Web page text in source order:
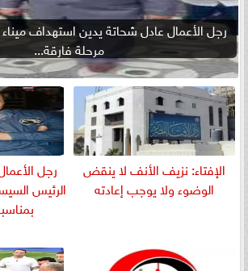
رجل الأعمال عادل شحاتة يدين استهداف
مرحلة فارقة...
الإفتاء: نزيف الأنف لا ينقض
الوضوء ولا يوجب إعادته
رجل
الرئيس